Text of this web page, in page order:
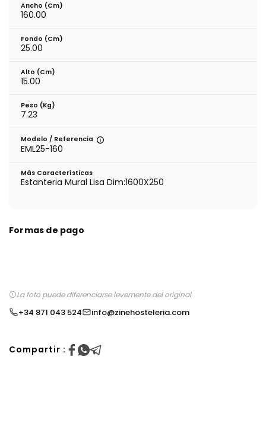
Ancho (cm)
160.00
Fondo (cm)
25.00
Alto (cm)
15.00
Peso (kg)
7.23
Modelo / Referencia
EML25-160
Más Características
Estanteria Mural Lisa Dim:1600X250
Formas de pago
La foto puede diferenciarse levemente del original
+34 871 043 524 info@zinehosteleria.com
Compartir :